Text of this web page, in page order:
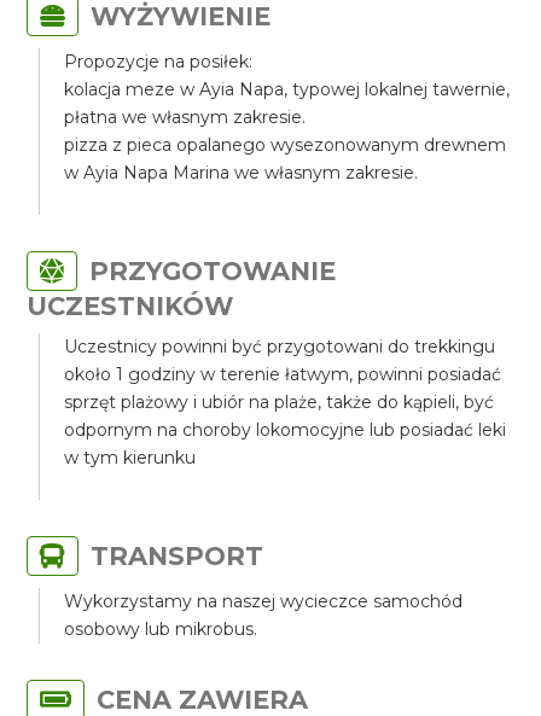
WYŻYWIENIE
Propozycje na posiłek:
kolacja meze w Ayia Napa, typowej lokalnej tawernie,
płatna we własnym zakresie.
pizza z pieca opalanego wysezonowanym drewnem
w Ayia Napa Marina we własnym zakresie.
PRZYGOTOWANIE
UCZESTNIKÓW
Uczestnicy powinni być przygotowani do trekkingu
około 1 godziny w terenie łatwym, powinni posiadać
sprzęt plażowy i ubiór na plaże, także do kąpieli, być
odpornym na choroby lokomocyjne lub posiadać leki
w tym kierunku
TRANSPORT
Wykorzystamy na naszej wycieczce samochód
osobowy lub mikrobus.
CENA ZAWIERA